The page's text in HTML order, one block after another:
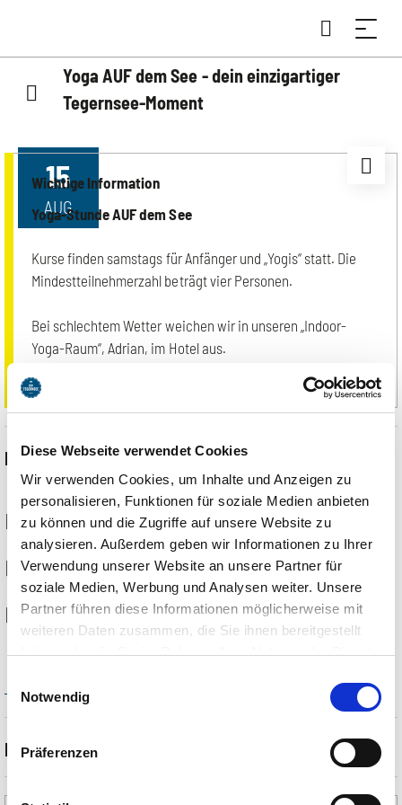
Diese Webseite verwendet Cookies
Wir verwenden Cookies, um Inhalte und Anzeigen zu
personalisieren, Funktionen für soziale Medien anbieten
zu können und die Zugriffe auf unsere Website zu
analysieren. Außerdem geben wir Informationen zu Ihrer
Verwendung unserer Website an unsere Partner für
soziale Medien, Werbung und Analysen weiter. Unsere
Partner führen diese Informationen möglicherweise mit
weiteren Daten zusammen, die Sie ihnen bereitgestellt
haben oder die Sie im Rahmen Ihrer Nutzung der Dienste
Cookies, wenn Sie unsere Webseite weiterhin nutzen.
Notwendig
Präferenzen
Yoga AUF dem See - dein einzigartiger
Tegernsee-Moment
15
AUG
Wichtige Information
Yoga-Stunde AUF dem See
Kurse finden samstags für Anfänger und „Yogis“ statt. Die
Mindestteilnehmerzahl beträgt vier Personen.
Bei schlechtem Wetter weichen wir in unseren „Indoor-
Yoga-Raum“, Adrian, im Hotel aus.
Event Informationen
15.08.2026
08:30
Bad Wiessee
Beschreibung
Yogastunde AUF dem Tegernsee